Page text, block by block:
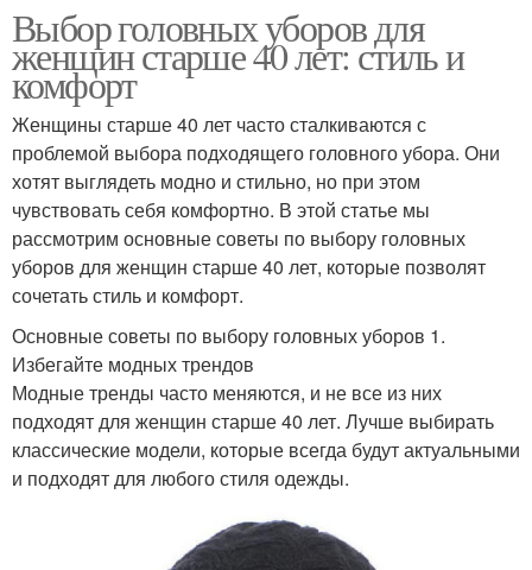
Выбор головных уборов для
женщин старше 40 лет: стиль и
комфорт
Женщины старше 40 лет часто сталкиваются с
проблемой выбора подходящего головного убора. Они
хотят выглядеть модно и стильно, но при этом
чувствовать себя комфортно. В этой статье мы
рассмотрим основные советы по выбору головных
уборов для женщин старше 40 лет, которые позволят
сочетать стиль и комфорт.
Основные советы по выбору головных уборов 1.
Избегайте модных трендов
Модные тренды часто меняются, и не все из них
подходят для женщин старше 40 лет. Лучше выбирать
классические модели, которые всегда будут актуальными
и подходят для любого стиля одежды.